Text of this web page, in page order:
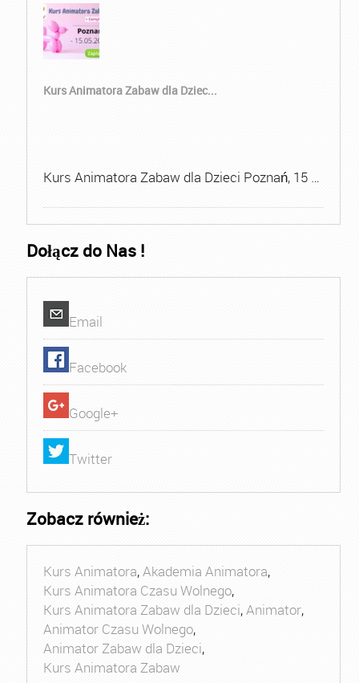
Kurs Animatora Zabaw dla Dziec...
Kurs Animatora Zabaw dla Dzieci Poznań, 15 …
Dołącz do Nas !
Email
Facebook
Google+
Twitter
Zobacz również:
Kurs Animatora,Akademia Animatora,
Kurs Animatora Czasu Wolnego,
Kurs Animatora Zabaw dla Dzieci,Animator,
Animator Czasu Wolnego,
Animator Zabaw dla Dzieci,
Kurs Animatora Zabaw